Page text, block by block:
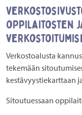
oppilaitosten
Verkostoalusta
tekemään
kestävyystiekarttaan
Sitoutuessaan